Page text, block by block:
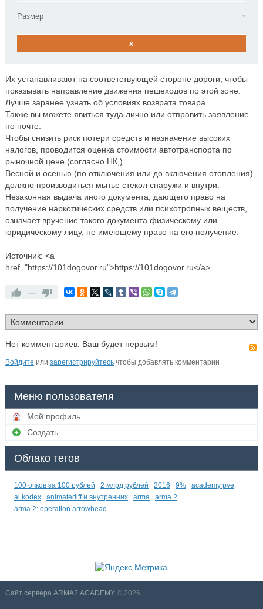
Размер
x
Их устанавливают на соответствующей стороне дороги, чтобы
показывать направление движения пешеходов по этой зоне.
Лучше заранее узнать об условиях возврата товара.
Также вы можете явиться туда лично или отправить заявление
по почте.
Чтобы снизить риск потери средств и назначение высоких
налогов, проводится оценка стоимости автотранспорта по
рыночной цене (согласно НК,).
Весной и осенью (по отключения или до включения отопления)
должно производиться мытье стекол снаружи и внутри.
Незаконная выдача иного документа, дающего право на
получение наркотических средств или психотропных веществ,
означает вручение такого документа физическому или
юридическому лицу, не имеющему право на его получение.
Источник: <a
href="https://101dogovor.ru">https://101dogovor.ru</a>
—
Нет комментариев. Ваш будет первым!
Войдите или зарегистрируйтесьчтобы добавлять комментарии
Меню пользователя
Мой профиль
Создать
Облако тегов
100 очков за 100 рублей 2 млрд рублей 2016 9%
academy pve
ai kodex
animatediff и внутренних arma
arma 2
arma 2: operation arrowhead
Сайт сервера ARMA2.ACADEMY© 2026